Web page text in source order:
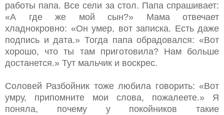
работы папа. Все сели за стол. Папа спрашивает:
«А где же мой сын?» Мама отвечает
хладнокровно: «Он умер, вот записка. Есть даже
подпись и дата.» Тогда папа обрадовался: «Вот
хорошо, что ты там приготовила? Нам больше
достанется.» Тут мальчик и воскрес.
Соловей Разбойник тоже любила говорить: «Вот
умру, припомните мои слова, пожалеете.» Я
поняла, почему у покойников такие